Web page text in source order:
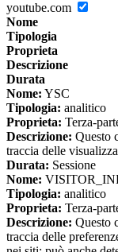
youtube.com
Nome
Tipologia
Proprieta
Descrizione
Durata
Nome: YSC
Tipologia: analitico
Proprieta: Terza-
Descrizione: Questo
traccia delle
Durata: Sessione
Nome:
Tipologia: analitico
Proprieta: Terza-
Descrizione: Questo
traccia delle